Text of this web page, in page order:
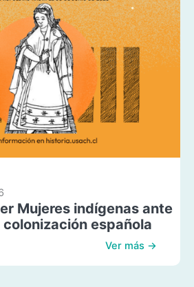
Mujeres indígenas ante
española
Ver más →